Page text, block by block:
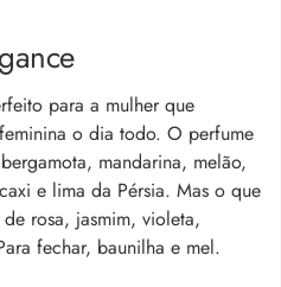
para a mulher que
o dia todo. O perfume
mandarina, melão,
e lima da Pérsia. Mas o que
rosa, jasmim, violeta,
fechar, baunilha e mel.